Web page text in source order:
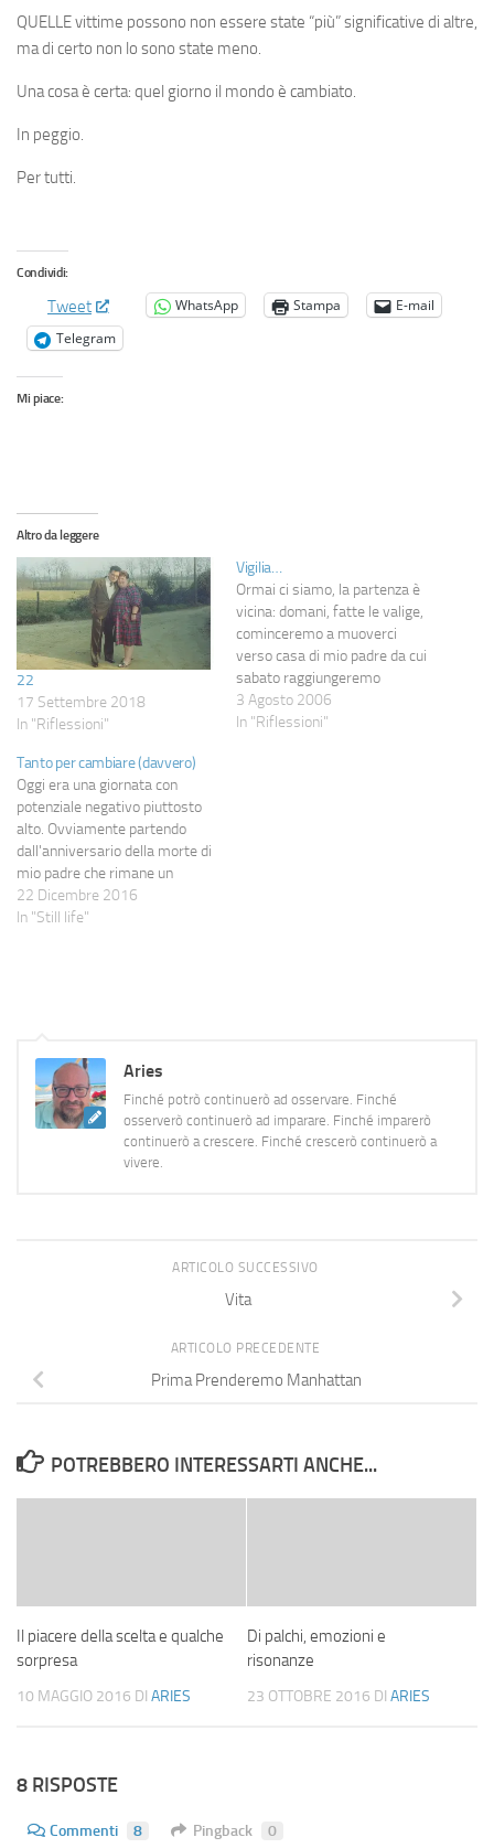
QUELLE vittime possono non essere state “più” significative di altre,
ma di certo non lo sono state meno.
Una cosa è certa: quel giorno il mondo è cambiato.
In peggio.
Per tutti.
Condividi:
Tweet WhatsApp Stampa
E-mail
Telegram
Mi piace:
Altro da leggere
22
17 Settembre 2018
In "Riflessioni"
Vigilia…
Ormai ci siamo, la partenza è
vicina: domani, fatte le valige,
cominceremo a muoverci
verso casa di mio padre da cui
sabato raggiungeremo
l'aeroporto destinazione Rodi.
E' strano come stiano iniziando
3 Agosto 2006
In "Riflessioni"
Tanto per cambiare (davvero)
Oggi era una giornata con
potenziale negativo piuttosto
alto. Ovviamente partendo
dall'anniversario della morte di
mio padre che rimane un
pensiero, in questo giorno,
impossibile da scansare. E la
22 Dicembre 2016
In "Still life"
Aries
Finché potrò continuerò ad osservare. Finché
osserverò continuerò ad imparare. Finché imparerò
continuerò a crescere. Finché crescerò continuerò a
vivere.
ARTICOLO SUCCESSIVO
Vita
ARTICOLO PRECEDENTE
Prima Prenderemo Manhattan
POTREBBERO INTERESSARTI ANCHE...
Il piacere della scelta e qualche
sorpresa
10 MAGGIO 2016 DI ARIES
Di palchi, emozioni e
risonanze
23 OTTOBRE 2016 DI ARIES
8 RISPOSTE
Commenti 8 Pingback 0